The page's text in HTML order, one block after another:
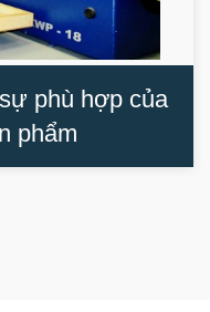
phù hợp của
phẩm